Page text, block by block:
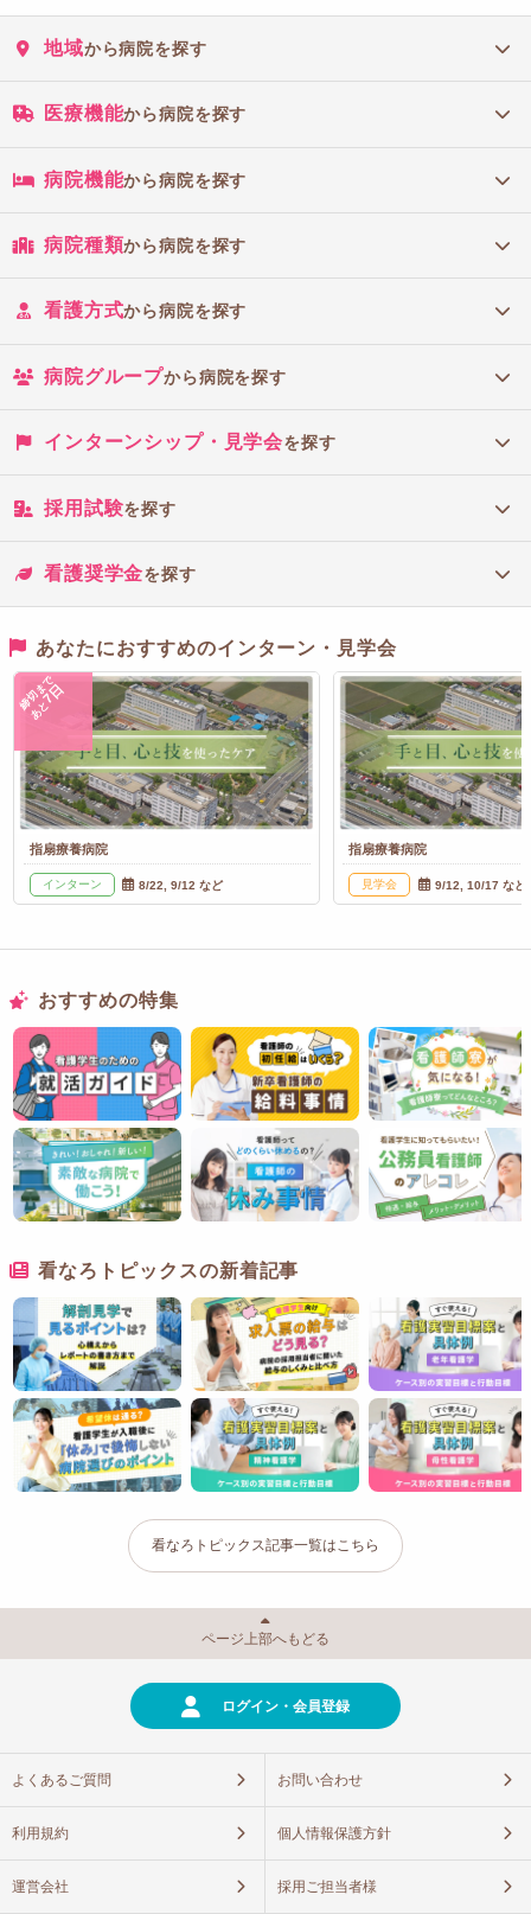
地域から病院を探す
医療機能から病院を探す
病院機能から病院を探す
病院種類から病院を探す
看護方式から病院を探す
病院グループから病院を探す
インターンシップ・見学会を探す
採用試験を探す
看護奨学金を探す
あなたにおすすめのインターン・見学会
締切まで
あと
7日
指扇療養病院
インターン 8/22, 9/12 など
指扇療養病院
見学会 9/12, 10/17 など
おすすめの特集
看なろトピックスの新着記事
看なろトピックス記事一覧はこちら
ページ上部へもどる
ログイン・会員登録
よくあるご質問 お問い合わせ
利用規約 個人情報保護方針
運営会社 採用ご担当者様